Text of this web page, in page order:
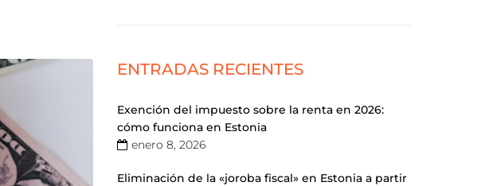
ENTRADAS RECIENTES
Exención del impuesto sobre la renta en 2026:
cómo funciona en Estonia
enero 8, 2026
Eliminación de la «joroba fiscal» en Estonia a partir